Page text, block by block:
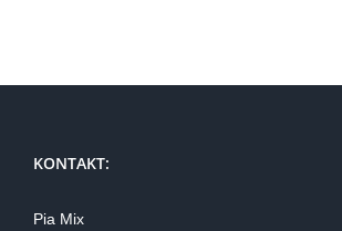
KONTAKT:
Pia Mix